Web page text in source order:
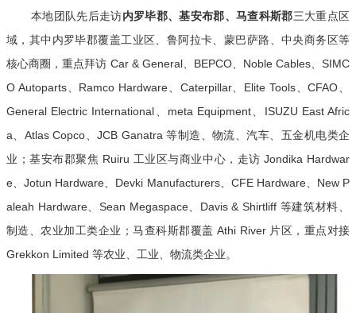
本地团队先后走访内罗毕郡、基安布郡、马查科斯郡三大重点区
域，其中内罗毕郡覆盖工业区、鲁阿拉卡、蒙巴萨路、中央商务区等
核心商圈，重点拜访 Car & General、BEPCO、Noble Cables、SIMC
O Autoparts、Ramco Hardware、Caterpillar、Elite Tools、CFAO
General Electric International、meta Equipment、ISUZU East Afric
a、 Atlas Copco 、JCB Ganatra 等制造、物流、汽车、五金机电类企
业；基安布郡聚焦 Ruiru 工业区与商业中心，走访 Jondika Hardwar
e、Jotun Hardware、Devki Manufacturers、CFE Hardware、New P
aleah Hardware、Sean Megaspace、Davis & Shirtliff 等建筑材料、
制造、农业加工类企业；马查科斯郡覆盖 Athi River 片区，重点对接
Grekkon Limited 等农业、工业、物流类企业。